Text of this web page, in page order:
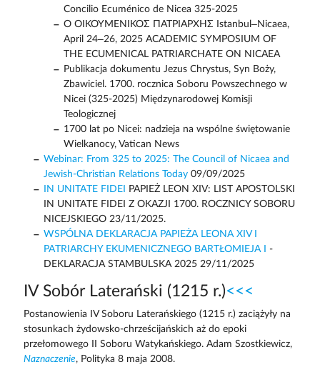
Concilio Ecuménico de Nicea 325-2025
Ο ΟΙΚΟΥΜΕΝΙΚΟΣ ΠΑΤΡΙΑΡΧΗΣ Istanbul–Nicaea,
April 24–26, 2025 ACADEMIC SYMPOSIUM OF
THE ECUMENICAL PATRIARCHATE ON NICAEA
Publikacja dokumentu Jezus Chrystus, Syn Boży,
Zbawiciel. 1700. rocznica Soboru Powszechnego w
Nicei (325-2025) Międzynarodowej Komisji
Teologicznej
1700 lat po Nicei: nadzieja na wspólne świętowanie
Wielkanocy, Vatican News
Webinar: From 325 to 2025: The Council of Nicaea and
Jewish-Christian Relations Today09/09/2025
IN UNITATE FIDEI
PAPIEŻ LEON XIV: LIST APOSTOLSKI
IN UNITATE FIDEI Z OKAZJI 1700. ROCZNICY SOBORU
NICEJSKIEGO 23/11/2025.
WSPÓLNA DEKLARACJA PAPIEŻA LEONA XIV I
PATRIARCHY EKUMENICZNEGO BARTŁOMIEJA I
-
DEKLARACJA STAMBULSKA 2025 29/11/2025
IV Sobór Laterański (1215 r.)<<<
Postanowienia IV Soboru Laterańskiego (1215 r.) zaciążyły na
stosunkach żydowsko-chrześcijańskich aż do epoki
przełomowego II Soboru Watykańskiego. Adam Szostkiewicz,
Naznaczenie, Polityka 8 maja 2008.